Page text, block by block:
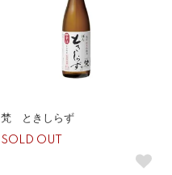
梵 ときしらず
SOLD OUT